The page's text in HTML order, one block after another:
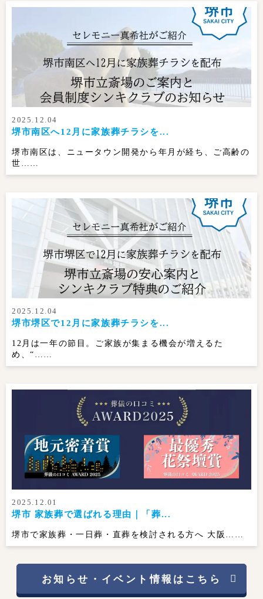
2025.12.04
堺市南区へ12月に家族葬チラシを...
堺市南区は、ニュータウン開発から年月が経ち、ご高齢の
世……
2025.12.04
堺市堺区で12月に家族葬チラシを...
12月は一年の節目。ご家族が集まる機会が増えるた
め、“……
2025.12.01
堺市 家族葬で選ばれる理由｜「葬...
堺市で家族葬・一日葬・直葬を検討される方へ 大阪……
お知らせ・イベント情報はこちら